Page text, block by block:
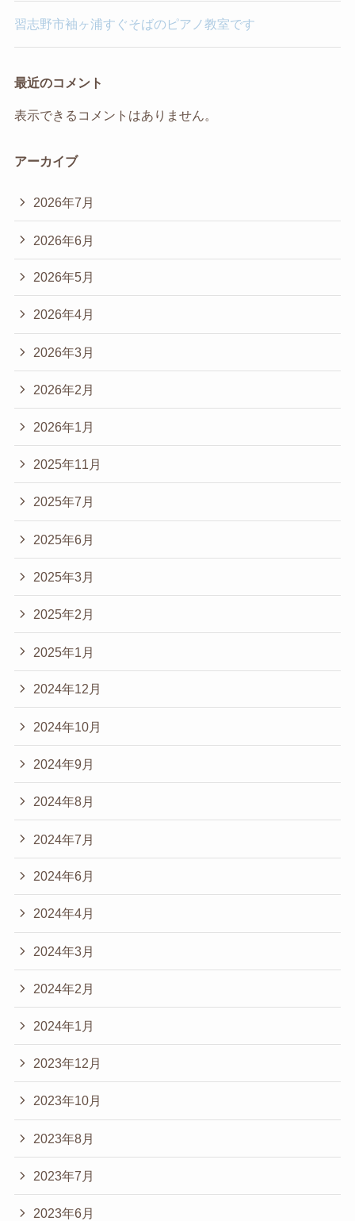
習志野市袖ヶ浦すぐそばのピアノ教室です
最近のコメント
表示できるコメントはありません。
アーカイブ
2026年7月
2026年6月
2026年5月
2026年4月
2026年3月
2026年2月
2026年1月
2025年11月
2025年7月
2025年6月
2025年3月
2025年2月
2025年1月
2024年12月
2024年10月
2024年9月
2024年8月
2024年7月
2024年6月
2024年4月
2024年3月
2024年2月
2024年1月
2023年12月
2023年10月
2023年8月
2023年7月
2023年6月